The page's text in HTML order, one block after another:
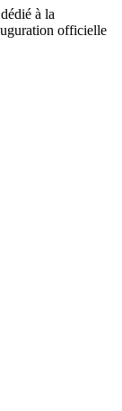
à la
officielle